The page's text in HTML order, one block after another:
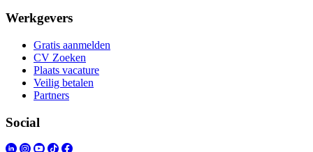
Werkgevers
Gratis aanmelden
CV Zoeken
Plaats vacature
Veilig betalen
Partners
Social